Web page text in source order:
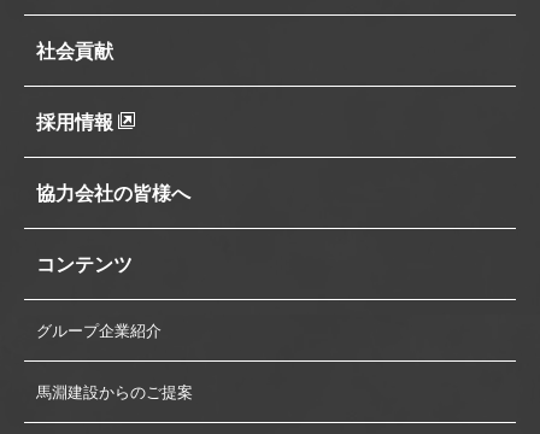
社会貢献
採用情報
協力会社の皆様へ
コンテンツ
グループ企業紹介
馬淵建設からのご提案